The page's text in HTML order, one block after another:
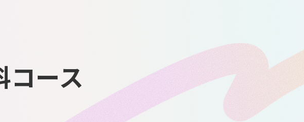
方 転入・編入学をお考えの方
教職員の方
ザインコース オンラインプラス
校からの学び直し 学びみらいPASS
まな価値観に出会い、生き方を
スタディサプリ
の施設紹介 東京本校の部活動
路サポート 学費サポート
の閲覧・請求 出願から入学まで
コース